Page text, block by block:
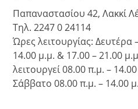
Παπαναστασίου 42, Λακκί
Τηλ. 2247 0 24114
Ώρες λειτουργίας:
14.00 μ.μ. & 17.00 – 21.00
λειτουργεί 08.00 π.μ. –
Σάββατο 08.00 π.μ. – 14.00